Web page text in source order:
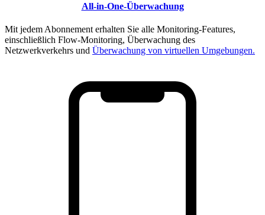
All-in-One-Überwachung
Mit jedem Abonnement erhalten Sie alle Monitoring-Features,
einschließlich Flow-Monitoring, Überwachung des
Netzwerkverkehrs und Überwachung von virtuellen Umgebungen.